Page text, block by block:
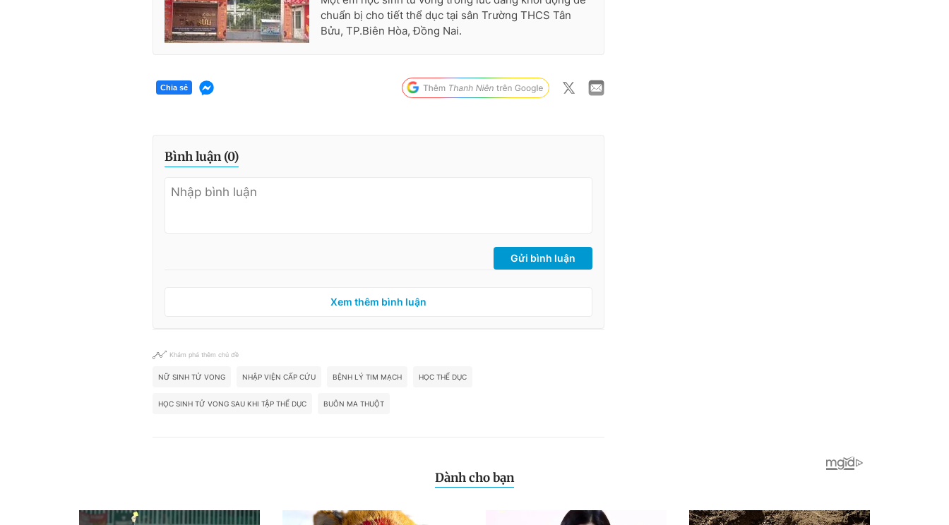
chuẩn bị cho tiết thể dục tại sân Trường THCS Tân
Bửu, TP.Biên Hòa, Đồng Nai.
Chia sẻ
Bình luận (0)
Gửi bình luận
Xem thêm bình luận
Khám phá thêm chủ đề
NỮ SINH TỬ VONG NHẬP VIỆN CẤP CỨU BỆNH LÝ TIM MẠCH HỌC THỂ DỤC
HỌC SINH TỬ VONG SAU KHI TẬP THỂ DỤC BUÔN MA THUỘT